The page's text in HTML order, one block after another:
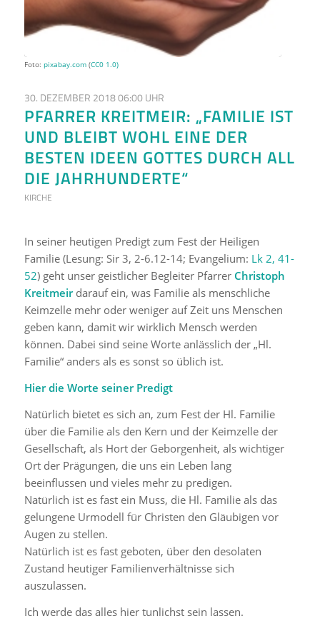
Foto: pixabay.com(CC0 1.0)
30. DEZEMBER 2018 06:00 UHR
PFARRER KREITMEIR: „FAMILIE IST
UND BLEIBT WOHL EINE DER
BESTEN IDEEN GOTTES DURCH ALL
DIE JAHRHUNDERTE“
KIRCHE
In seiner heutigen Predigt zum Fest der Heiligen
Familie (Lesung: Sir 3, 2-6.12-14; Evangelium: Lk 2, 41-
52) geht unser geistlicher Begleiter Pfarrer Christoph
Kreitmeirdarauf ein, was Familie als menschliche
Keimzelle mehr oder weniger auf Zeit uns Menschen
geben kann, damit wir wirklich Mensch werden
können. Dabei sind seine Worte anlässlich der „Hl.
Familie“ anders als es sonst so üblich ist.
Hier die Worte seiner Predigt
Natürlich bietet es sich an, zum Fest der Hl. Familie
über die Familie als den Kern und der Keimzelle der
Gesellschaft, als Hort der Geborgenheit, als wichtiger
Ort der Prägungen, die uns ein Leben lang
beeinflussen und vieles mehr zu predigen.
Natürlich ist es fast ein Muss, die Hl. Familie als das
gelungene Urmodell für Christen den Gläubigen vor
Augen zu stellen.
Natürlich ist es fast geboten, über den desolaten
Zustand heutiger Familienverhältnisse sich
auszulassen.
Ich werde das alles hier tunlichst sein lassen.